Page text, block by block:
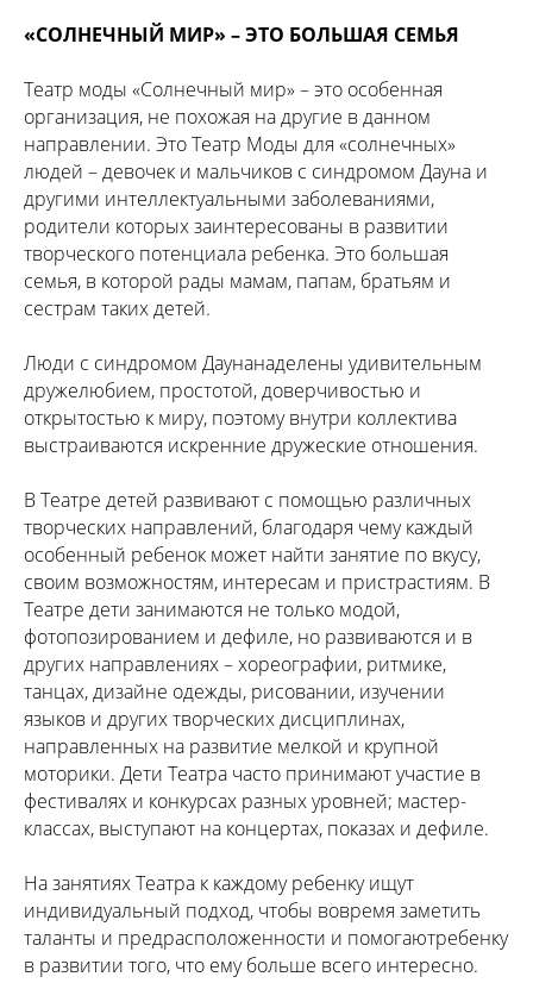
«СОЛНЕЧНЫЙ МИР» – ЭТО БОЛЬШАЯ СЕМЬЯ
Театр моды «Солнечный мир» – это особенная
организация, не похожая на другие в данном
направлении. Это Театр Моды для «солнечных»
людей – девочек и мальчиков с синдромом Дауна и
другими интеллектуальными заболеваниями,
родители которых заинтересованы в развитии
творческого потенциала ребенка. Это большая
семья, в которой рады мамам, папам, братьям и
сестрам таких детей.
Люди с синдромом Даунанаделены удивительным
дружелюбием, простотой, доверчивостью и
открытостью к миру, поэтому внутри коллектива
выстраиваются искренние дружеские отношения.
В Театре детей развивают с помощью различных
творческих направлений, благодаря чему каждый
особенный ребенок может найти занятие по вкусу,
своим возможностям, интересам и пристрастиям. В
Театре дети занимаются не только модой,
фотопозированием и дефиле, но развиваются и в
других направлениях – хореографии, ритмике,
танцах, дизайне одежды, рисовании, изучении
языков и других творческих дисциплинах,
направленных на развитие мелкой и крупной
моторики. Дети Театра часто принимают участие в
фестивалях и конкурсах разных уровней; мастер-
классах, выступают на концертах, показах и дефиле.
На занятиях Театра к каждому ребенку ищут
индивидуальный подход, чтобы вовремя заметить
таланты и предрасположенности и помогаютребенку
в развитии того, что ему больше всего интересно.